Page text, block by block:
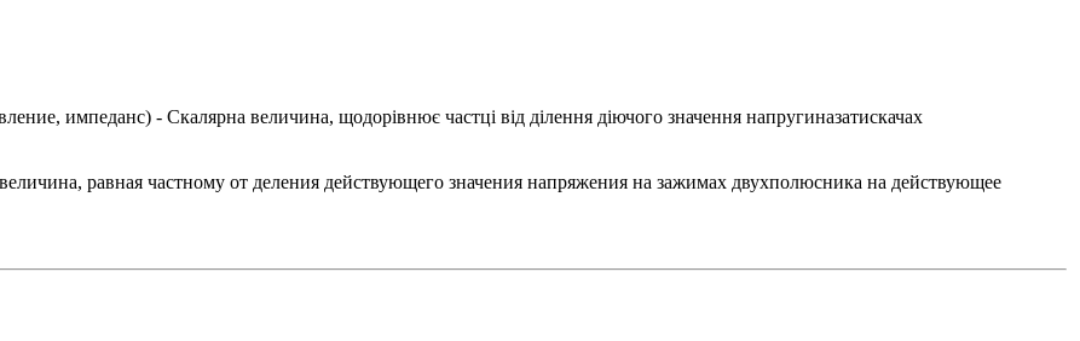
импеданс) - Скалярна величина, щодорівнює частці від ділення діючого значення напругиназатискачах
равная частному от деления действующего значения напряжения на зажимах двухполюсника на действующее